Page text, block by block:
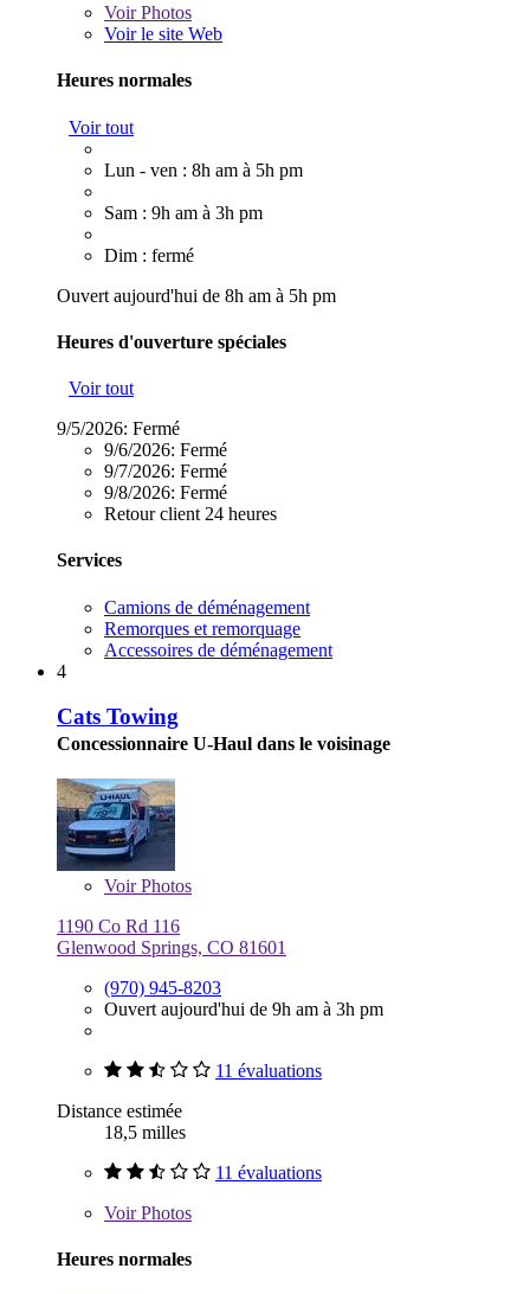
VoirPhotos
Voir le site Web
Heures normales
Voir tout
Lun - ven : 8h am à 5h pm
Sam : 9h am à 3h pm
Dim : fermé
Ouvert aujourd'hui de 8h am à 5h pm
Heures d'ouverture spéciales
Voir tout
9/5/2026: Fermé
9/6/2026: Fermé
9/7/2026: Fermé
9/8/2026: Fermé
Retour client 24 heures
Services
Camions de déménagement
Remorques et remorquage
Accessoires de déménagement
4
Cats Towing
Concessionnaire U-Haul dans le voisinage
VoirPhotos
1190 Co Rd 116
Glenwood Springs, CO 81601
(970) 945-8203
Ouvert aujourd'hui de 9h am à 3h pm
11 évaluations
Distance estimée
18,5 milles
11 évaluations
VoirPhotos
Heures normales